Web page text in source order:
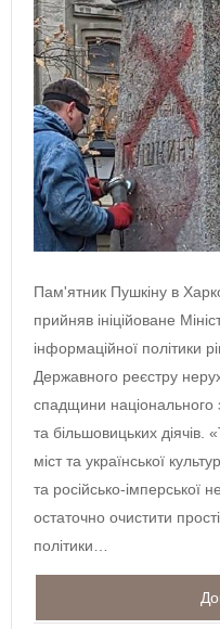
Пам'ятник Пушкіну в
прийняв ініційоване
інформаційної політики
Державного реєстру
спадщини національного
та більшовицьких діячів.
міст та української
та російсько-імперської
остаточно очистити
політики…